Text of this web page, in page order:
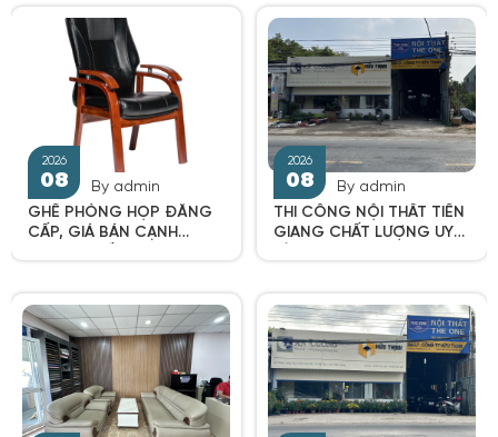
2026
08
2026
08
By admin
GHẾ PHÒNG HỌP ĐẲNG
CẤP, GIÁ BÁN CẠNH
By admin
THI CÔNG NỘI THẤT TIỀN
GIANG CHẤT LƯỢNG UY